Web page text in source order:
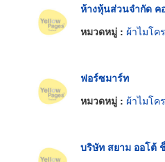
ห้างหุ้นส่วนจำกัด ค
หมวดหมู่ : ผ้าไมโค
ฟอร์ซมาร์ท
หมวดหมู่ : ผ้าไมโค
บริษัท สยาม ออโต้